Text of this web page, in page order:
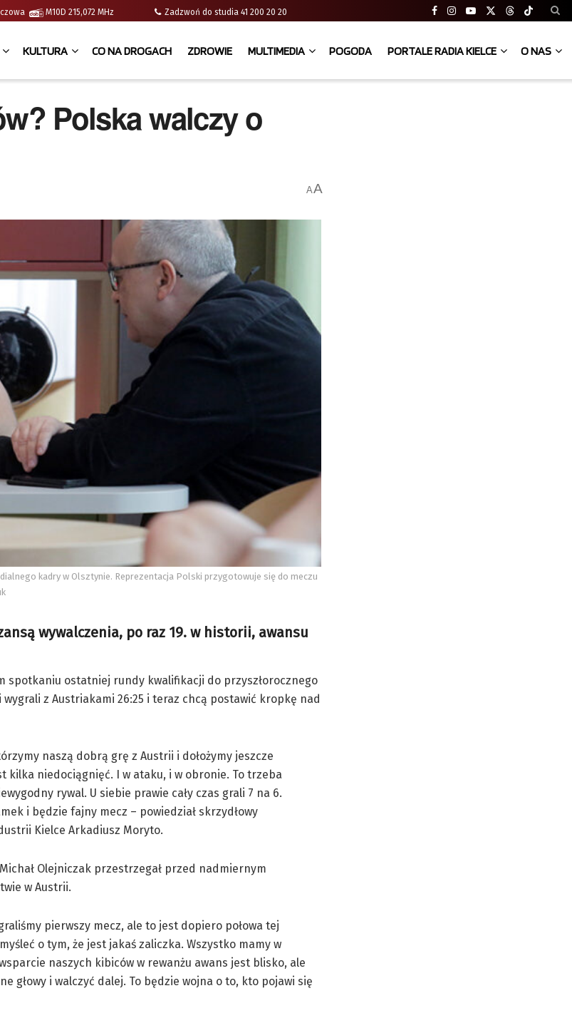
M10D 215,072 MHz Zadzwoń do studia 41 200 20 20
KULTURA CO NA DROGACH ZDROWIE MULTIMEDIA POGODA PORTALE RADIA KIELCE O NAS
Polska walczy o
AA
kadry w Olsztynie. Reprezentacja Polski przygotowuje się do meczu
wywalczenia, po raz 19. w historii, awansu
spotkaniu ostatniej rundy kwalifikacji do przyszłorocznego
z Austriakami 26:25 i teraz chcą postawić kropkę nad
naszą dobrą grę z Austrii i dołożymy jeszcze
kilka niedociągnięć. I w ataku, i w obronie. To trzeba
rywal. U siebie prawie cały czas grali 7 na 6.
i będzie fajny mecz – powiedział skrzydłowy
Kielce Arkadiusz Moryto.
Olejniczak przestrzegał przed nadmiernym
w Austrii.
pierwszy mecz, ale to jest dopiero połowa tej
o tym, że jest jakaś zaliczka. Wszystko mamy w
naszych kibiców w rewanżu awans jest blisko, ale
głowy i walczyć dalej. To będzie wojna o to, kto pojawi się